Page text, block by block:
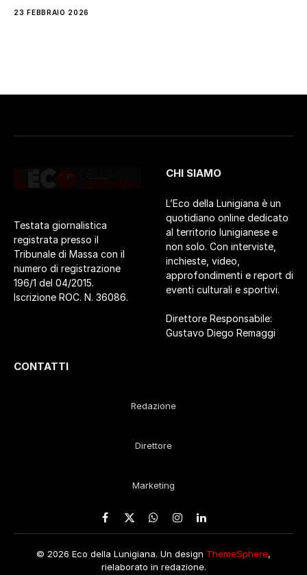
23 FEBBRAIO 2026
Testata giornalistica
registrata presso il
Tribunale di Massa con il
numero di registrazione
196/1 del 04/2015.
Iscrizione ROC. N. 36086.
CHI SIAMO
L’Eco della Lunigiana è un
quotidiano online dedicato
al territorio lunigianese e
non solo. Con interviste,
inchieste, video,
approfondimenti e report di
eventi culturali e sportivi.
Direttore Responsabile:
Gustavo Diego Remaggi
CONTATTI
Redazione
Direttore
Marketing
Facebook
X
WhatsApp
Instagram
LinkedIn
© 2026 Eco della Lunigiana. Un design ThemeSphere,
rielaborato in redazione.